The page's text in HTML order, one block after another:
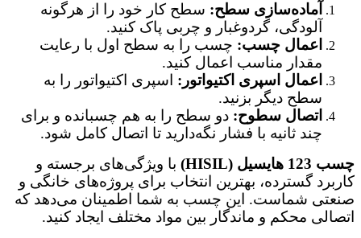
آماده‌سازی سطح: سطح کار خود را از هرگونه
آلودگی، گردوغبار و چربی پاک کنید.
اعمال چسب: چسب را به سطح اول با رعایت
مقدار مناسب اعمال کنید.
اعمال اسپری اکتیواتور: اسپری اکتیواتور را به
سطح دیگر بزنید.
اتصال سطوح: دو سطح را به هم چسبانده و برای
چند ثانیه با فشار نگه‌دارید تا اتصال کامل شود.
چسب 123 هایسیل (HISIL)
با ویژگی‌های برجسته و
کاربرد گسترده، بهترین انتخاب برای پروژه‌های خانگی و
صنعتی شماست. این چسب به شما اطمینان می‌دهد که
اتصالی محکم و ماندگار بین مواد مختلف ایجاد کنید.